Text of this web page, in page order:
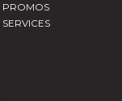
PROMOS
SERVICES